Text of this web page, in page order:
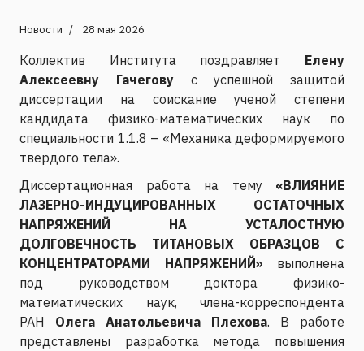
Новости 28 мая 2026
Коллектив Института поздравляет Елену
Алексеевну Гачеговус успешной защитой
диссертации на соискание ученой степени
кандидата физико-математических наук по
специальности 1.1.8 – «Механика деформируемого
твердого тела».
Диссертационная работа на тему «ВЛИЯНИЕ
ЛАЗЕРНО-ИНДУЦИРОВАННЫХ ОСТАТОЧНЫХ
НАПРЯЖЕНИЙ НА УСТАЛОСТНУЮ
ДОЛГОВЕЧНОСТЬ ТИТАНОВЫХ ОБРАЗЦОВ С
КОНЦЕНТРАТОРАМИ НАПРЯЖЕНИЙ» выполнена
под руководством доктора физико-
математических наук, члена-корреспондента
РАН Олега Анатольевича Плехова. В работе
представлены разработка метода повышения